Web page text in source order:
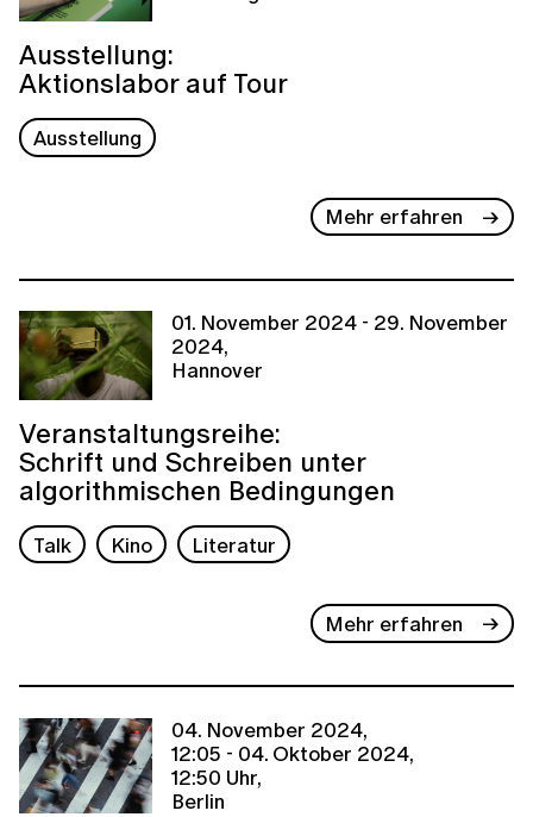
Ausstellung:
Aktionslabor auf Tour
Ausstellung
Mehr erfahren
01. November 2024 - 29. November
2024,
Hannover
Veranstaltungsreihe:
Schrift und Schreiben unter
algorithmischen Bedingungen
Talk Kino Literatur
Mehr erfahren
04. November 2024,
12:05 - 04. Oktober 2024,
12:50 Uhr,
Berlin